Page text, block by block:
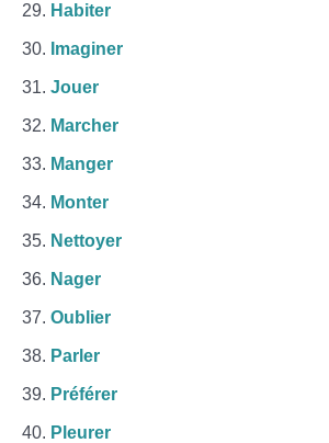
Habiter
Imaginer
Jouer
Marcher
Manger
Monter
Nettoyer
Nager
Oublier
Parler
Préférer
Pleurer